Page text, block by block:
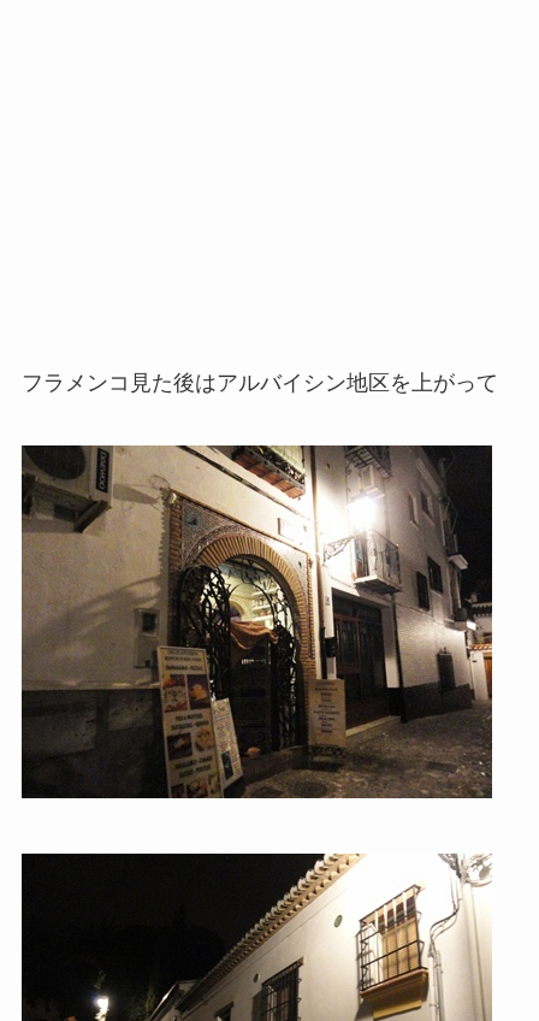
フラメンコ見た後はアルバイシン地区を上がって